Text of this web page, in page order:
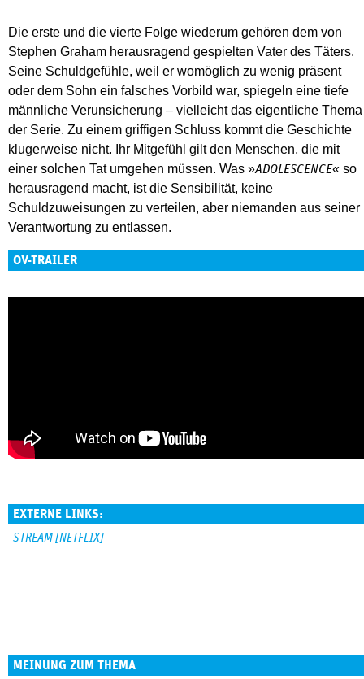
Die erste und die vierte Folge wiederum gehören dem von
Stephen Graham herausragend gespielten Vater des Täters.
Seine Schuldgefühle, weil er womöglich zu wenig präsent
oder dem Sohn ein falsches Vorbild war, spiegeln eine tiefe
männliche Verunsicherung – vielleicht das eigentliche Thema
der Serie. Zu einem griffigen Schluss kommt die Geschichte
klugerweise nicht. Ihr Mitgefühl gilt den Menschen, die mit
einer solchen Tat umgehen müssen. Was »ADOLESCENCE« so
herausragend macht, ist die Sensibilität, keine
Schuldzuweisungen zu verteilen, aber niemanden aus seiner
Verantwortung zu entlassen.
OV-TRAILER
EXTERNE LINKS:
STREAM [NETFLIX]
MEINUNG ZUM THEMA